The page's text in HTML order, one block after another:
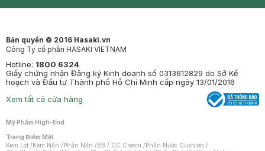
Bản quyền © 2016 Hasaki.vn
Công Ty cổ phần HASAKI VIETNAM
Hotline: 1800 6324
Giấy chứng nhận Đăng ký Kinh doanh số 0313612829 do Sở Kế
hoạch và Đầu tư Thành phố Hồ Chí Minh cấp ngày 13/01/2016
Xem tất cả cửa hàng
Mỹ Phẩm High-End
Trang Điểm Mặt
Kem Lót /Kem Nền /Phấn Nền /BB / CC Cream /Phấn Nước Cushion /